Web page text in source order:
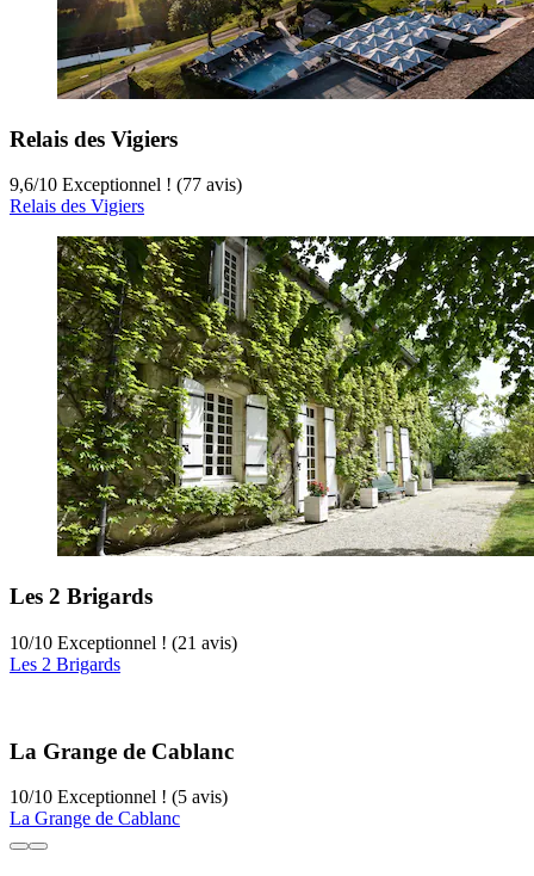
Relais des Vigiers
9,6/10 Exceptionnel ! (77 avis)
Relais des Vigiers
Les 2 Brigards
10/10 Exceptionnel ! (21 avis)
Les 2 Brigards
La Grange de Cablanc
10/10 Exceptionnel ! (5 avis)
La Grange de Cablanc